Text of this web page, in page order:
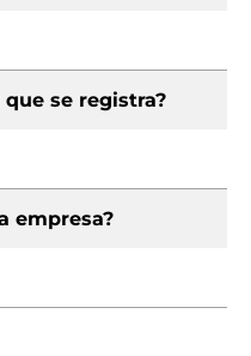
se registra?
empresa?